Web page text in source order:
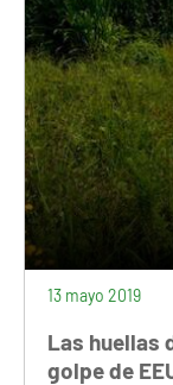
13 mayo 2019
Las huellas
golpe de